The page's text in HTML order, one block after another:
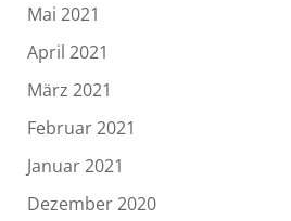
Mai 2021
April 2021
März 2021
Februar 2021
Januar 2021
Dezember 2020